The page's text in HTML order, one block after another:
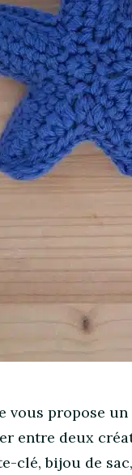
vous propose un
entre deux
clé, bijou de